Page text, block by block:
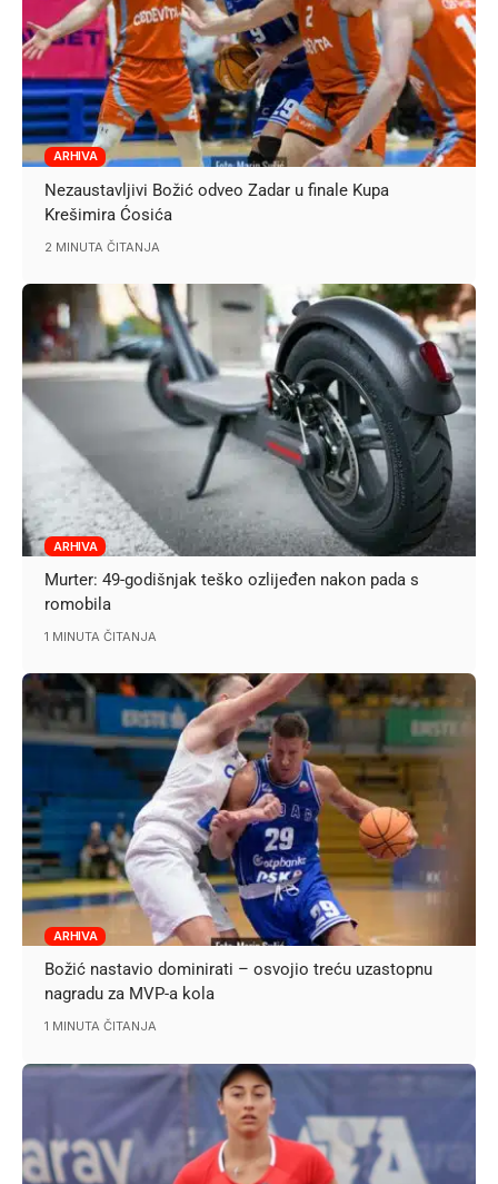
ARHIVA
Nezaustavljivi Božić odveo Zadar u finale Kupa
Krešimira Ćosića
2 MINUTA ČITANJA
ARHIVA
Murter: 49-godišnjak teško ozlijeđen nakon pada s
romobila
1 MINUTA ČITANJA
ARHIVA
Božić nastavio dominirati – osvojio treću uzastopnu
nagradu za MVP-a kola
1 MINUTA ČITANJA